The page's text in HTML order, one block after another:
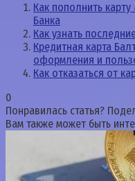
Как пополнить
Банка
Как узнать
Кредитная карта
оформления и
Как отказаться от
0
Понравилась статья?
Вам также может быть